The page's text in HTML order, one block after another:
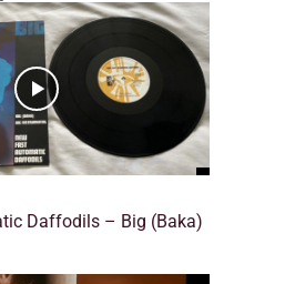
Daffodils – Big (Baka)